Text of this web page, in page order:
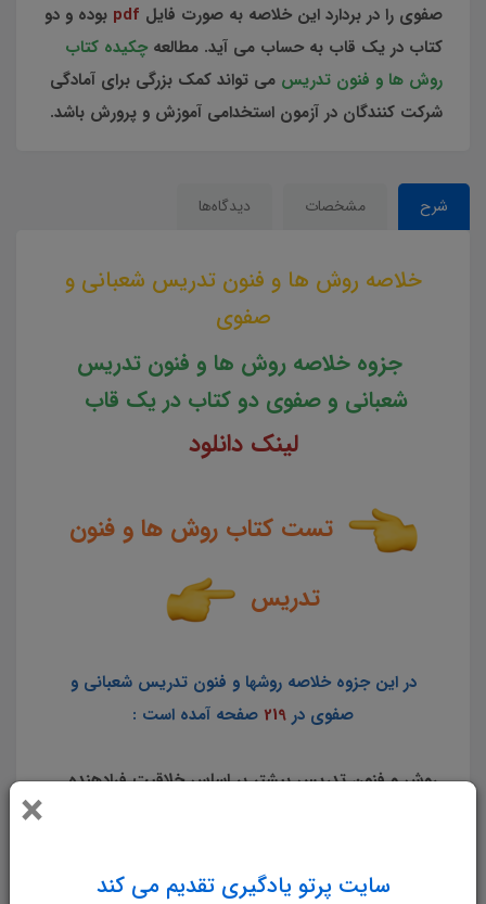
×
سایت پرتو یادگیری تقدیم می کند
صفوی را در بردارد این خلاصه به صورت فایل pdf بوده و دو
کتاب در یک قاب به حساب می آید. مطالعه چکیده کتاب
روش ها و فنون تدریس می تواند کمک بزرگی برای آمادگی
شرکت کنندگان در آزمون استخدامی آموزش و پرورش باشد.
شرح مشخصات دیدگاه‌ها
خلاصه روش ها و فنون تدریس شعبانی و
صفوی
جزوه خلاصه روش ها و فنون تدریس
شعبانی و صفوی دو کتاب در یک قاب
لینک دانلود
تست کتاب روش ها و فنون
تدریس
در این جزوه خلاصه روشها و فنون تدریس شعبانی و
صفوی در 219 صفحه آمده است :
روش و فنون تدریس بیشتر بر اساس خلاقیت فرادهنده
اهمیت است: